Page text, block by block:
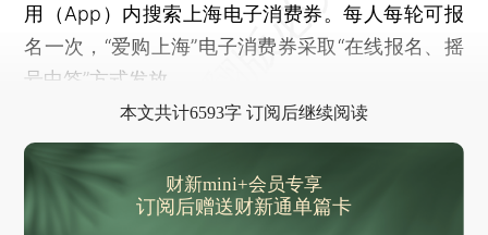
用（App）内搜索上海电子消费券。每人每轮可报
名一次，“爱购上海”电子消费券采取“在线报名、摇
号中签”方式发放。
本文共计6593字 订阅后继续阅读
财新mini+会员专享
订阅后赠送财新通单篇卡